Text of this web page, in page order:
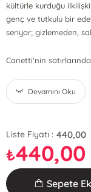
kültürle kurduğu
genç ve tutkulu bir
seriyor; gizlemeden,
Canetti'nin
Devamını Oku
Liste Fiyatı : 440,00
₺440,00
Sepete